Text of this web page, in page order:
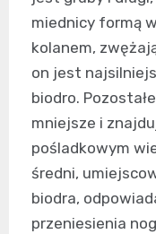
miednicy formą
kolanem,
on jest
biodro.
mniejsze i
pośladkowym
średni,
biodra,
przeniesienia